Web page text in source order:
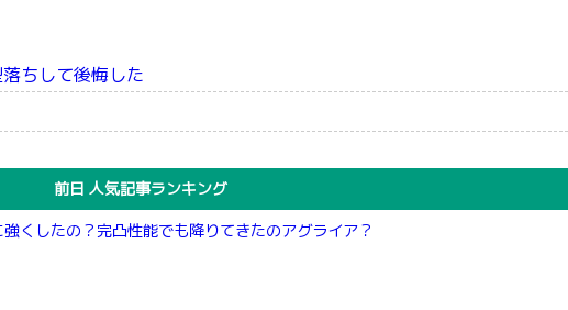
ちして後悔した
前日 人気記事ランキング
強くしたの？完凸性能でも降りてきたのアグライア？